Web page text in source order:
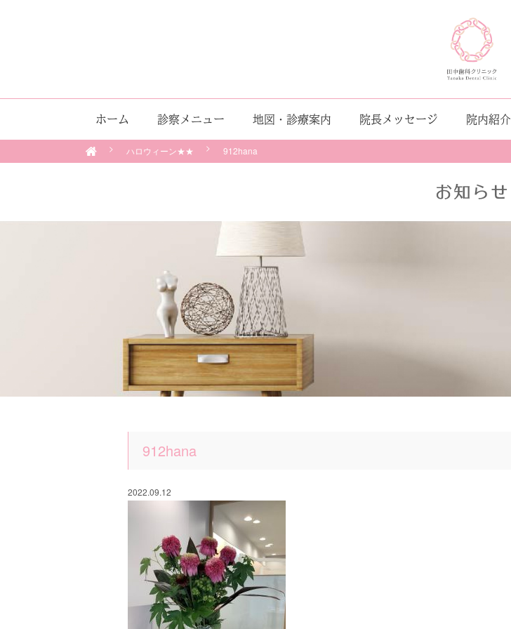
ホーム 診察メニュー 地図・診療案内 院長メッセージ 院内紹介
ハロウィーン★★ 912hana
912hana
2022.09.12